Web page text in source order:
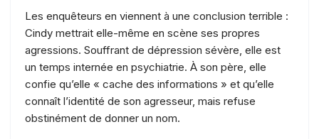
Les enquêteurs en viennent à une conclusion terrible :
Cindy mettrait elle-même en scène ses propres
agressions. Souffrant de dépression sévère, elle est
un temps internée en psychiatrie. À son père, elle
confie qu’elle « cache des informations » et qu’elle
connaît l’identité de son agresseur, mais refuse
obstinément de donner un nom.